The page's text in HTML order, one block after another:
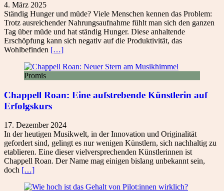
4. März 2025
Ständig Hunger und müde? Viele Menschen kennen das Problem:
Trotz ausreichender Nahrungsaufnahme fühlt man sich den ganzen
Tag über müde und hat ständig Hunger. Diese anhaltende
Erschöpfung kann sich negativ auf die Produktivität, das
Wohlbefinden […]
Promis
Chappell Roan: Eine aufstrebende Künstlerin auf
Erfolgskurs
17. Dezember 2024
In der heutigen Musikwelt, in der Innovation und Originalität
gefordert sind, gelingt es nur wenigen Künstlern, sich nachhaltig zu
etablieren. Eine dieser vielversprechenden Künstlerinnen ist
Chappell Roan. Der Name mag einigen bislang unbekannt sein,
doch […]